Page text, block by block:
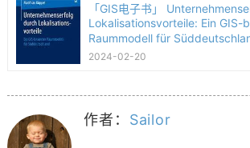
「GIS电子书」
Lokalisationsvorteile: Ein GIS-
Raummodell für
2024-02-20
作者： Sailor